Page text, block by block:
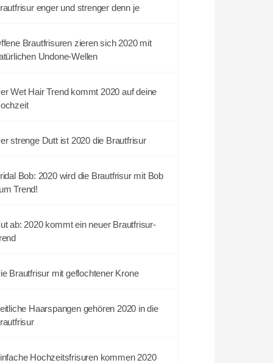
enger und strenger denn je
Brautfrisuren zieren sich 2020 mit
Undone-Wellen
Wet Hair Trend kommt 2020 auf deine
strenge Dutt ist 2020 die Brautfrisur
Bob: 2020 wird die Brautfrisur mit Bob
Trend!
ab: 2020 kommt ein neuer Brautfrisur-
Brautfrisur mit geflochtener Krone
Haarspangen gehören 2020 in die
Hochzeitsfrisuren kommen 2020